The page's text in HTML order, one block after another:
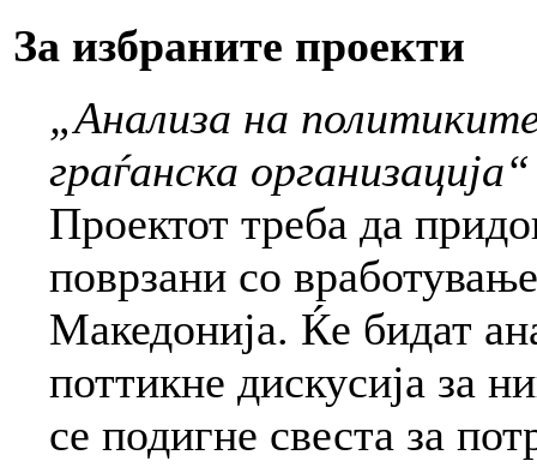
За избраните проекти
„Анализа на
граѓанска
Проектот треба да
поврзани со
Македонија. Ќе бидат
поттикне дискусија за
се подигне свеста за